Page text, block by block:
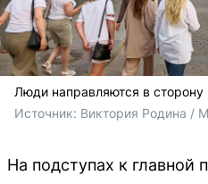
Люди направляются в
Источник: Виктория Родина /
На подступах к